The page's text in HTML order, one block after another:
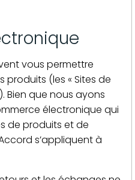
vous permettre
produits (les « Sites de
Bien que nous ayons
électronique qui
de produits et de
s’appliquent à